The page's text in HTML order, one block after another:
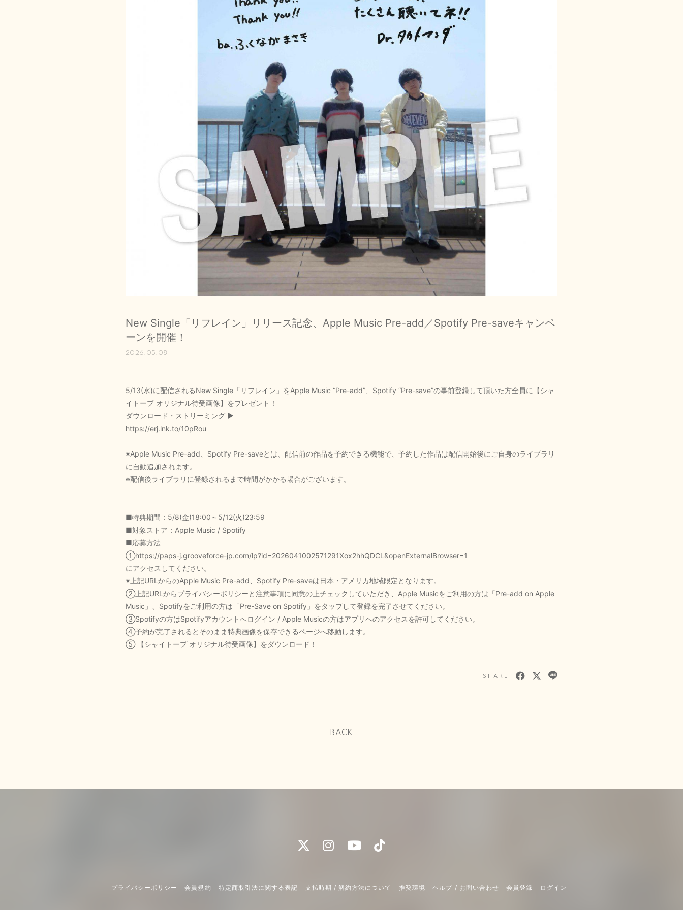
RADIO
PHOTO
CHAT
New Single「リフレイン」リリース記念、Apple Music Pre-add／Spotify Pre-saveキャンペ
ーンを開催！
2026.05.08
5/13(水)に配信されるNew Single「リフレイン」をApple Music “Pre-add”、Spotify “Pre-save”の事前登録して頂いた方全員に【シャ
イトープ オリジナル待受画像】をプレゼント！
ダウンロード・ストリーミング ▶
https://erj.lnk.to/10pRou
※Apple Music Pre-add、Spotify Pre-saveとは、配信前の作品を予約できる機能で、予約した作品は配信開始後にご自身のライブラリ
に自動追加されます。
※配信後ライブラリに登録されるまで時間がかかる場合がございます。
■特典期間：5/8(金)18:00～5/12(火)23:59
■対象ストア：Apple Music / Spotify
■応募方法
①https://paps-j.grooveforce-jp.com/lp?id=2026041002571291Xox2hhQDCL&openExternalBrowser=1
にアクセスしてください。
※上記URLからのApple Music Pre-add、Spotify Pre-saveは日本・アメリカ地域限定となります。
②上記URLからプライバシーポリシーと注意事項に同意の上チェックしていただき、Apple Musicをご利用の方は「Pre-add on Apple
Music」、Spotifyをご利用の方は「Pre-Save on Spotify」をタップして登録を完了させてください。
③Spotifyの方はSpotifyアカウントへログイン / Apple Musicの方はアプリへのアクセスを許可してください。
④予約が完了されるとそのまま特典画像を保存できるページへ移動します。
⑤ 【シャイトープ オリジナル待受画像】をダウンロード！
SHARE
BACK
プライバシーポリシー 会員規約 特定商取引法に関する表記 支払時期 / 解約方法について 推奨環境 ヘルプ / お問い合わせ 会員登録 ログイン